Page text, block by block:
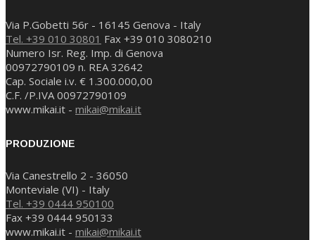
Via P.Gobetti 56r - 16145 Genova - Italy
Tel. +39 010 30801 Fax +39 010 3080210
Numero Isr. Reg. Imp. di Genova
00972790109 n. REA 32642
Cap. Sociale i.v. € 1.300.000,00
C.F. /P.IVA 00972790109
www.mikai.it - mikai@mikai.it
PRODUZIONE
Via Canestrello 2 - 36050
Monteviale (VI) - Italy
Tel. +39 0444 950100
Fax +39 0444 950133
www.mikai.it - mikai@mikai.it